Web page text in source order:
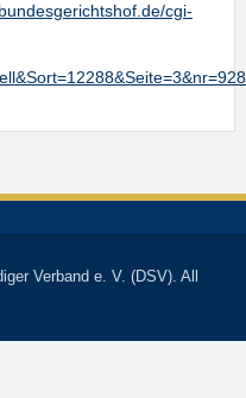
cgi-
Verband e. V. (DSV). All